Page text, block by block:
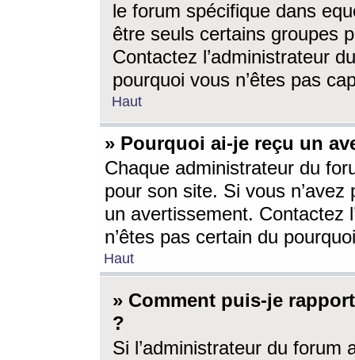
le forum spécifique dans
être seuls certains groupes
Contactez l’administrateur
pourquoi vous n’êtes pas
Haut
» Pourquoi ai-je reçu un
Chaque administrateur du
pour son site. Si vous
un avertissement. Contactez
n’êtes pas certain du
Haut
» Comment puis-je
?
Si l’administrateur du forum